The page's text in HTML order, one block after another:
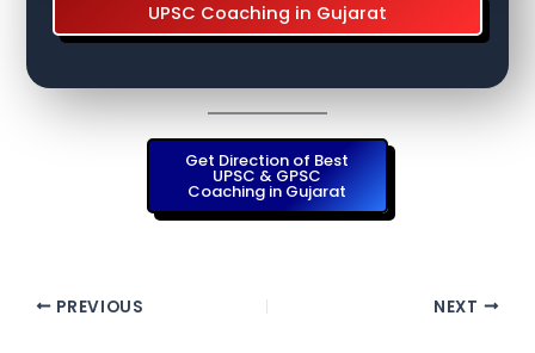
UPSC Coaching in Gujarat
Get Direction of Best
UPSC & GPSC
Coaching in Gujarat
PREVIOUS NEXT